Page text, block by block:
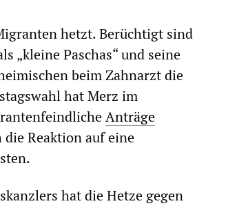
hetzt. Berüchtigt sind
„kleine Paschas“ und seine
beim Zahnarzt die
hat Merz im
Anträge
Reaktion auf eine
hat die Hetze gegen